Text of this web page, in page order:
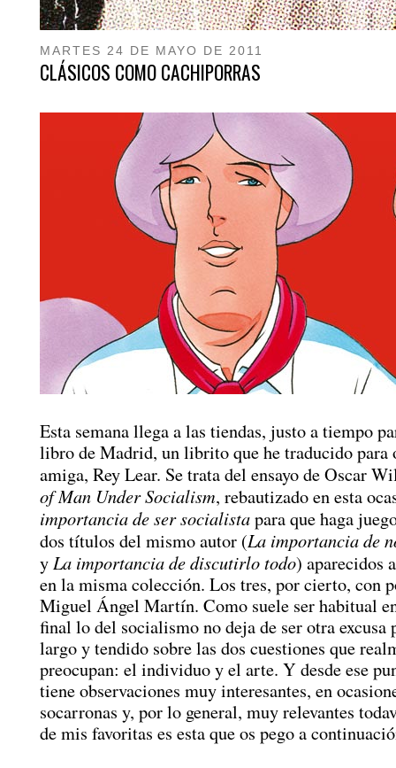
MARTES 24 DE MAYO DE 2011
CLÁSICOS COMO CACHIPORRAS
Esta semana llega a las tiendas, justo a tiempo
libro de Madrid, un librito que he traducido para
amiga, Rey Lear. Se trata del ensayo de Oscar
of Man Under Socialism, rebautizado en esta
importancia de ser socialistapara que haga
dos títulos del mismo autor (La importancia de
y La importancia de discutirlo todo) aparecidos
en la misma colección. Los tres, por cierto, con
Miguel Ángel Martín. Como suele ser habitual
final lo del socialismo no deja de ser otra excusa
largo y tendido sobre las dos cuestiones que
preocupan: el individuo y el arte. Y desde ese
tiene observaciones muy interesantes, en
socarronas y, por lo general, muy relevantes
de mis favoritas es esta que os pego a